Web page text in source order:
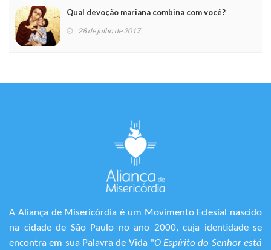
Qual devoção mariana combina com você?
28 de julho de 2017
A Aliança de Misericórdia é um Movimento Eclesial nascido
na cidade de São Paulo no ano 2000, cuja identidade se
encontra em sua Palavra de Vida "O Espírito do Senhor está